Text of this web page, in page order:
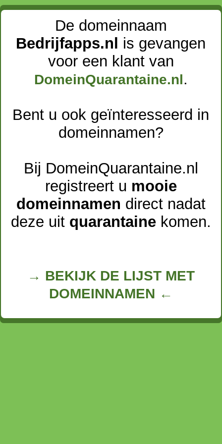
De domeinnaam
Bedrijfapps.nl
is gevangen
voor een klant van
DomeinQuarantaine.nl .
Bent u ook geïnteresseerd in
domeinnamen?
Bij DomeinQuarantaine.nl
registreert u mooie
domeinnamen direct nadat
deze uit quarantainekomen.
→ BEKIJK DE LIJST MET
DOMEINNAMEN ←